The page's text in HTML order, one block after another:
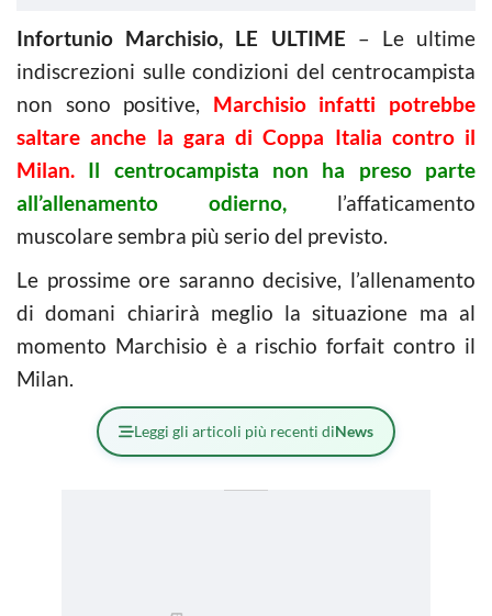
Infortunio Marchisio, LE ULTIME – Le ultime
indiscrezioni sulle condizioni del centrocampista
non sono positive, Marchisio infatti potrebbe
saltare anche la gara di Coppa Italia contro il
Milan. Il centrocampista non ha preso parte
all’allenamento odierno,
l’affaticamento
muscolare sembra più serio del previsto.
Le prossime ore saranno decisive, l’allenamento
di domani chiarirà meglio la situazione ma al
momento Marchisio è a rischio forfait contro il
Milan.
Leggi gli articoli più recenti diNews